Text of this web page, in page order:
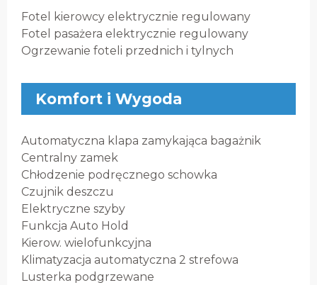
Fotel kierowcy elektrycznie regulowany
Fotel pasażera elektrycznie regulowany
Ogrzewanie foteli przednich i tylnych
Komfort i Wygoda
Automatyczna klapa zamykająca bagażnik
Centralny zamek
Chłodzenie podręcznego schowka
Czujnik deszczu
Elektryczne szyby
Funkcja Auto Hold
Kierow. wielofunkcyjna
Klimatyzacja automatyczna 2 strefowa
Lusterka podgrzewane